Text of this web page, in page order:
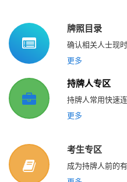
牌照目录
确认相关人士现
更多
持牌人专区
持牌人常用快速
更多
考生专区
成为持牌人前的